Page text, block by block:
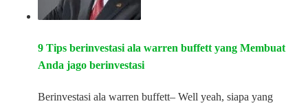
9 Tips berinvestasi ala warren buffett yang Membuat
Anda jago berinvestasi
Berinvestasi ala warren buffett– Well yeah, siapa yang